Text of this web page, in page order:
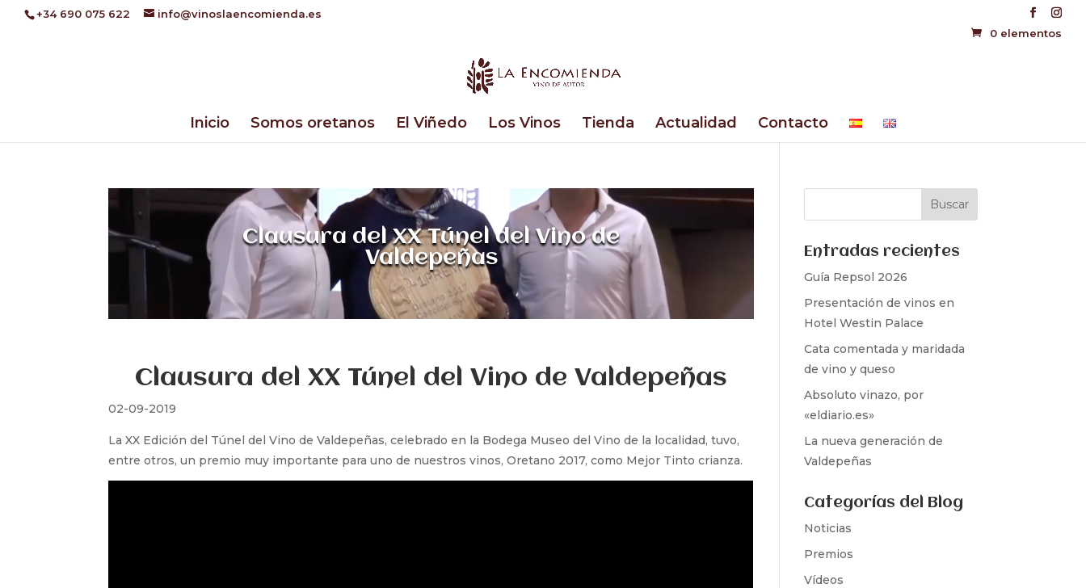
+34 690 075 622
info@vinoslaencomienda.es
0 elementos
Inicio Somos oretanos El Viñedo Los Vinos Tienda Actualidad Contacto
Clausura del XX Túnel del Vino de
Valdepeñas
Clausura del XX Túnel del Vino de Valdepeñas
02-09-2019
La XX Edición del Túnel del Vino de Valdepeñas, celebrado en la Bodega Museo del Vino de la localidad, tuvo,
entre otros, un premio muy importante para uno de nuestros vinos, Oretano 2017, como Mejor Tinto crianza.
Entradas recientes
Guía Repsol 2026
Presentación de vinos en
Hotel Westin Palace
Cata comentada y maridada
de vino y queso
Absoluto vinazo, por
«eldiario.es»
La nueva generación de
Valdepeñas
Categorías del Blog
Noticias
Premios
Vídeos